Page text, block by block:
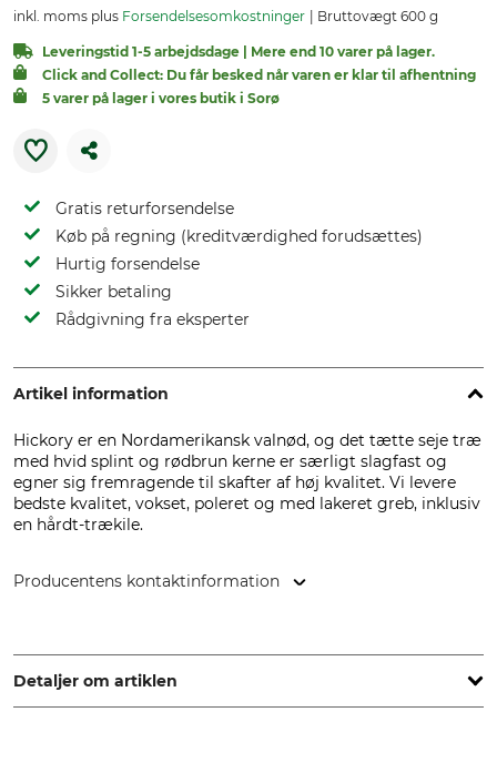
inkl. moms plus Forsendelsesomkostninger Bruttovægt 600 g
Leveringstid 1-5 arbejdsdage | Mere end 10 varer på lager.
Click and Collect: Du får besked når varen er klar til afhentning
5 varer på lager i vores butik i Sorø
Gratis returforsendelse
Køb på regning (kreditværdighed forudsættes)
Hurtig forsendelse
Sikker betaling
Rådgivning fra eksperter
Artikel information
Hickory er en Nordamerikansk valnød, og det tætte seje træ
med hvid splint og rødbrun kerne er særligt slagfast og
egner sig fremragende til skafter af høj kvalitet. Vi levere
bedste kvalitet, vokset, poleret og med lakeret greb, inklusiv
en hårdt-trækile.
Producentens kontaktinformation
www.grube.de
Detaljer om artiklen